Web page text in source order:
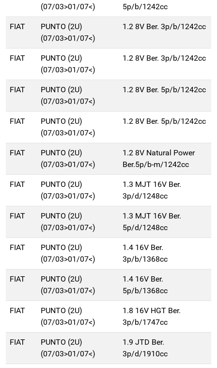
(07/03>01/07<)
5p/b/1242cc
FIAT
PUNTO (2U)
(07/03>01/07<)
1.2 8V Ber. 3p/b/1242cc
FIAT
PUNTO (2U)
(07/03>01/07<)
1.2 8V Ber. 3p/b/1242cc
FIAT
PUNTO (2U)
(07/03>01/07<)
1.2 8V Ber. 5p/b/1242cc
FIAT
PUNTO (2U)
(07/03>01/07<)
1.2 8V Ber. 5p/b/1242cc
FIAT
PUNTO (2U)
(07/03>01/07<)
1.2 8V Natural Power
Ber.5p/b-m/1242cc
FIAT
PUNTO (2U)
(07/03>01/07<)
1.3 MJT 16V Ber.
3p/d/1248cc
FIAT
PUNTO (2U)
(07/03>01/07<)
1.3 MJT 16V Ber.
5p/d/1248cc
FIAT
PUNTO (2U)
(07/03>01/07<)
1.4 16V Ber.
3p/b/1368cc
FIAT
PUNTO (2U)
(07/03>01/07<)
1.4 16V Ber.
5p/b/1368cc
FIAT
PUNTO (2U)
(07/03>01/07<)
1.8 16V HGT Ber.
3p/b/1747cc
FIAT
PUNTO (2U)
(07/03>01/07<)
1.9 JTD Ber.
3p/d/1910cc